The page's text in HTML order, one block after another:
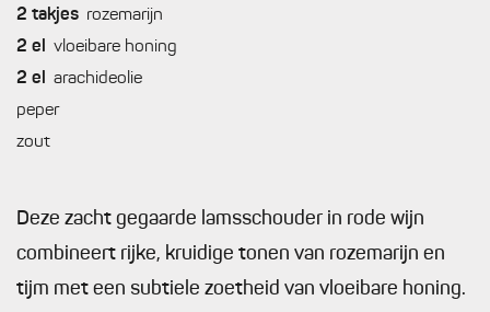
2 takjes rozemarijn
2 el
vloeibare honing
2 el
arachideolie
peper
zout
Deze zacht gegaarde lamsschouder in rode wijn
combineert rijke, kruidige tonen van rozemarijn en
tijm met een subtiele zoetheid van vloeibare honing.